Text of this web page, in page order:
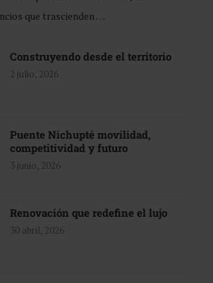
que trascienden …
Construyendo desde el territorio
2 julio, 2026
Puente Nichupté movilidad,
competitividad y futuro
3 junio, 2026
Renovación que redefine el lujo
30 abril, 2026